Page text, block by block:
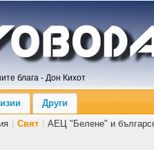
блага - Дон Кихот
Други
Свят
АЕЦ "Белене" и